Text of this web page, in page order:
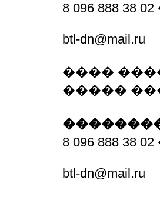
8 096 888
btl-dn@mail.ru
����
�����
8 096 888
btl-dn@mail.ru